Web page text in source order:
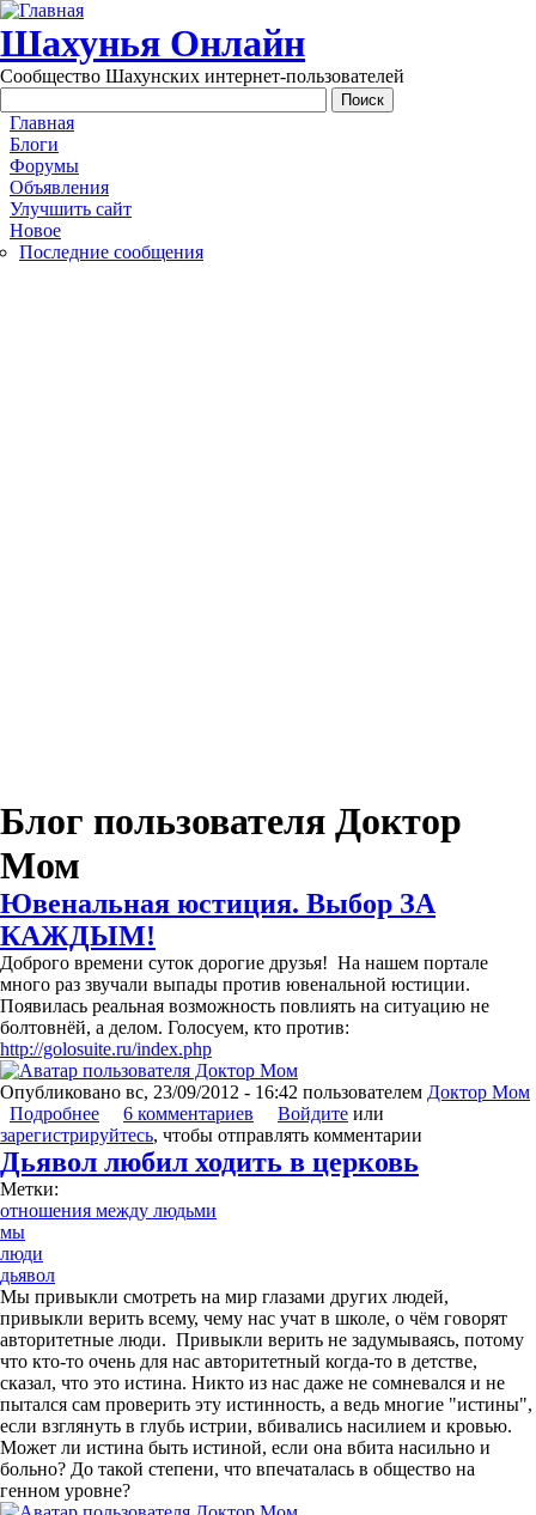
Перейти к основному содержанию
Шахунья Онлайн
Сообщество Шахунских интернет-пользователей
Main menu
Главная
Блоги
Форумы
Объявления
Улучшить сайт
Новое
Последние сообщения
Блог пользователя Доктор
Мом
Ювенальная юстиция. Выбор ЗА
КАЖДЫМ!
Доброго времени суток дорогие друзья! На нашем портале
много раз звучали выпады против ювенальной юстиции.
Появилась реальная возможность повлиять на ситуацию не
болтовнёй, а делом. Голосуем, кто против:
http://golosuite.ru/index.php
Опубликовано вс, 23/09/2012 - 16:42 пользователем Доктор Мом
Подробнее о Ювенальная юстиция. Выбор ЗА КАЖДЫМ!
6 комментариев Войдите или
зарегистрируйтесь, чтобы отправлять комментарии
Дьявол любил ходить в церковь
Метки:
отношения между людьми
мы
люди
дьявол
Мы привыкли смотреть на мир глазами других людей,
привыкли верить всему, чему нас учат в школе, о чём говорят
авторитетные люди. Привыкли верить не задумываясь, потому
что кто-то очень для нас авторитетный когда-то в детстве,
сказал, что это истина. Никто из нас даже не сомневался и не
пытался сам проверить эту истинность, а ведь многие "истины",
если взглянуть в глубь истрии, вбивались насилием и кровью.
Может ли истина быть истиной, если она вбита насильно и
больно? До такой степени, что впечаталась в общество на
генном уровне?